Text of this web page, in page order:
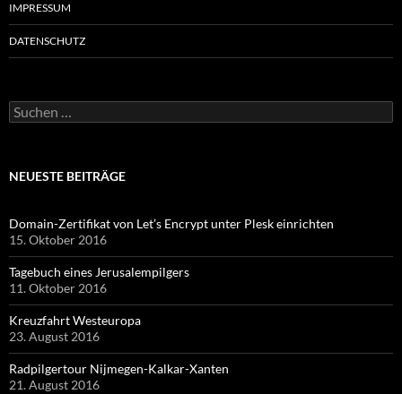
IMPRESSUM
DATENSCHUTZ
Suchen
nach:
NEUESTE BEITRÄGE
Domain-Zertifikat von Let’s Encrypt unter Plesk einrichten
15. Oktober 2016
Tagebuch eines Jerusalempilgers
11. Oktober 2016
Kreuzfahrt Westeuropa
23. August 2016
Radpilgertour Nijmegen-Kalkar-Xanten
21. August 2016